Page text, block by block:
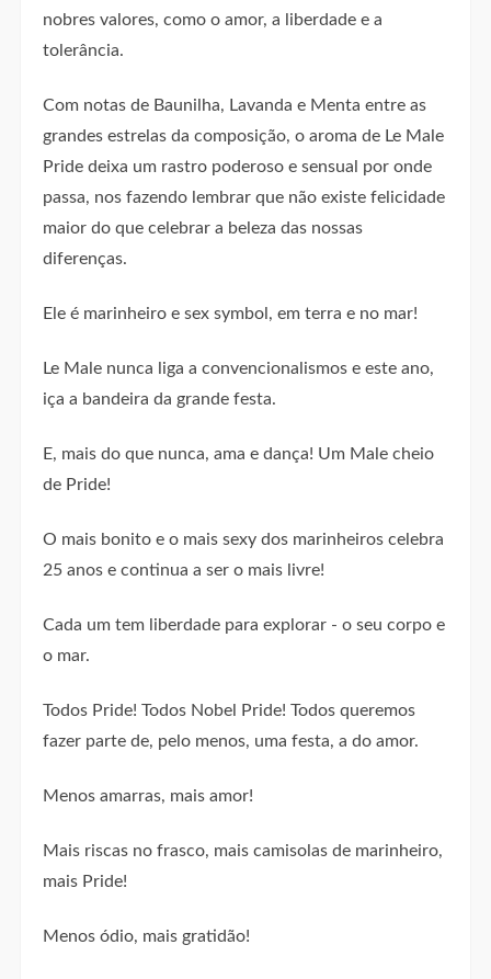
nobres valores, como o amor, a liberdade e a
tolerância.
Com notas de Baunilha, Lavanda e Menta entre as
grandes estrelas da composição, o aroma de Le Male
Pride deixa um rastro poderoso e sensual por onde
passa, nos fazendo lembrar que não existe felicidade
maior do que celebrar a beleza das nossas
diferenças.
Ele é marinheiro e sex symbol, em terra e no mar!
Le Male nunca liga a convencionalismos e este ano,
iça a bandeira da grande festa.
E, mais do que nunca, ama e dança! Um Male cheio
de Pride!
O mais bonito e o mais sexy dos marinheiros celebra
25 anos e continua a ser o mais livre!
Cada um tem liberdade para explorar - o seu corpo e
o mar.
Todos Pride! Todos Nobel Pride! Todos queremos
fazer parte de, pelo menos, uma festa, a do amor.
Menos amarras, mais amor!
Mais riscas no frasco, mais camisolas de marinheiro,
mais Pride!
Menos ódio, mais gratidão!